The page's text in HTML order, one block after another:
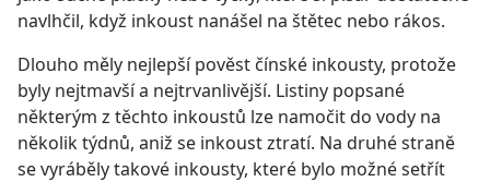
navlhčil, když inkoust nanášel na štětec nebo rákos.
Dlouho měly nejlepší pověst čínské inkousty, protože
byly nejtmavší a nejtrvanlivější. Listiny popsané
některým z těchto inkoustů lze namočit do vody na
několik týdnů, aniž se inkoust ztratí. Na druhé straně
se vyráběly takové inkousty, které bylo možné setřít